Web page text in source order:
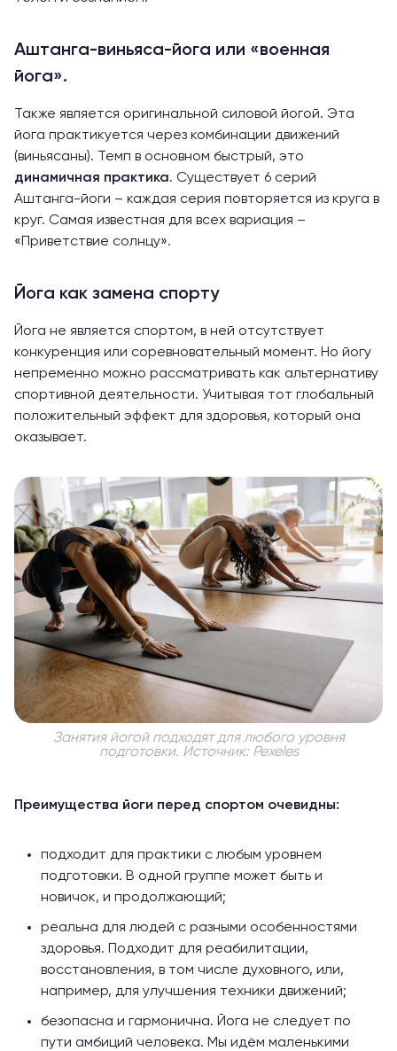
Аштанга-виньяса-йога или «военная
йога».
Также является оригинальной силовой йогой. Эта
йога практикуется через комбинации движений
(виньясаны). Темп в основном быстрый, это
динамичная практика. Существует 6 серий
Аштанга-йоги – каждая серия повторяется из круга в
круг. Самая известная для всех вариация –
«Приветствие солнцу».
Йога как замена спорту
Йога не является спортом, в ней отсутствует
конкуренция или соревновательный момент. Но йогу
непременно можно рассматривать как альтернативу
спортивной деятельности. Учитывая тот глобальный
положительный эффект для здоровья, который она
оказывает.
Занятия йогой подходят для любого уровня
подготовки. Источник: Pexeles
Преимущества йоги перед спортом очевидны:
подходит для практики с любым уровнем
подготовки. В одной группе может быть и
новичок, и продолжающий;
реальна для людей с разными особенностями
здоровья. Подходит для реабилитации,
восстановления, в том числе духовного, или,
например, для улучшения техники движений;
безопасна и гармонична. Йога не следует по
пути амбиций человека. Мы идём маленькими